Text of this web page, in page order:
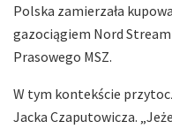
Polska zamierzała
gazociągiem Nord
Prasowego MSZ.
W tym kontekście
Jacka Czaputowicza.